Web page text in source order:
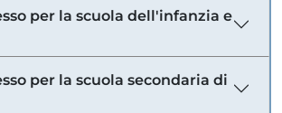
per la scuola dell'infanzia e
per la scuola secondaria di